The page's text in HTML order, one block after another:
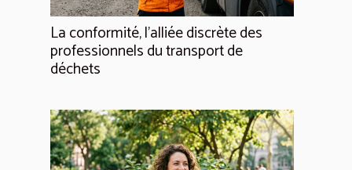
La conformité, l'alliée discrète des
professionnels du transport de
déchets